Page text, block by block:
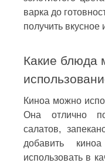
варка до
получить вкусное
Какие блюда
Киноа можно
Она отлично
салатов,
добавить
использовать в